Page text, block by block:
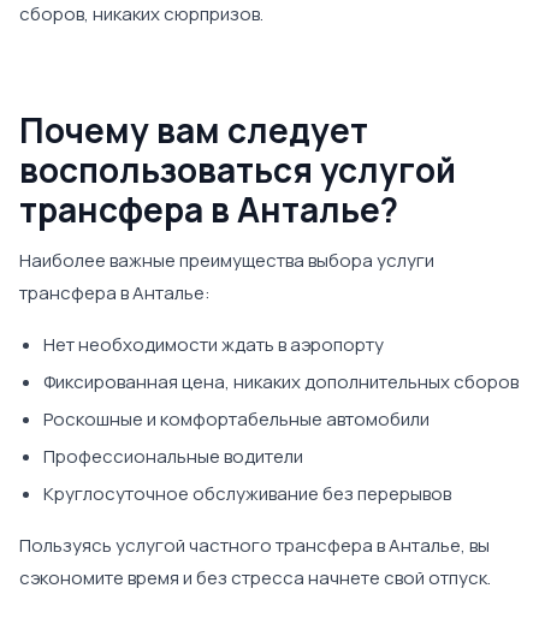
сборов, никаких сюрпризов.
Почему вам следует
воспользоваться услугой
трансфера в Анталье?
Наиболее важные преимущества выбора услуги
трансфера в Анталье:
Нет необходимости ждать в аэропорту
Фиксированная цена, никаких дополнительных сборов
Роскошные и комфортабельные автомобили
Профессиональные водители
Круглосуточное обслуживание без перерывов
Пользуясь услугой частного трансфера в Анталье, вы
сэкономите время и без стресса начнете свой отпуск.